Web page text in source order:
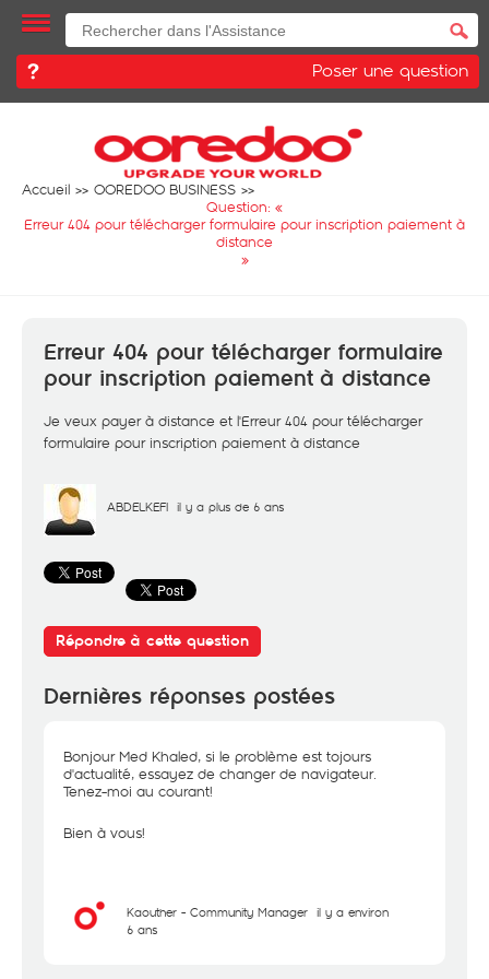
Poser une question
Accueil
OOREDOO BUSINESS
Question: «
Erreur 404 pour télécharger formulaire pour inscription paiement à
distance
»
Erreur 404 pour télécharger formulaire
pour inscription paiement à distance
Je veux payer à distance et l'Erreur 404 pour télécharger
formulaire pour inscription paiement à distance
ABDELKEFI il y a plus de 6 ans
Répondre à cette question
Dernières réponses postées
Bonjour Med Khaled, si le problème est tojours
d'actualité, essayez de changer de navigateur.
Tenez-moi au courant!
Bien à vous!
Kaouther - Community Manager il y a environ
6 ans